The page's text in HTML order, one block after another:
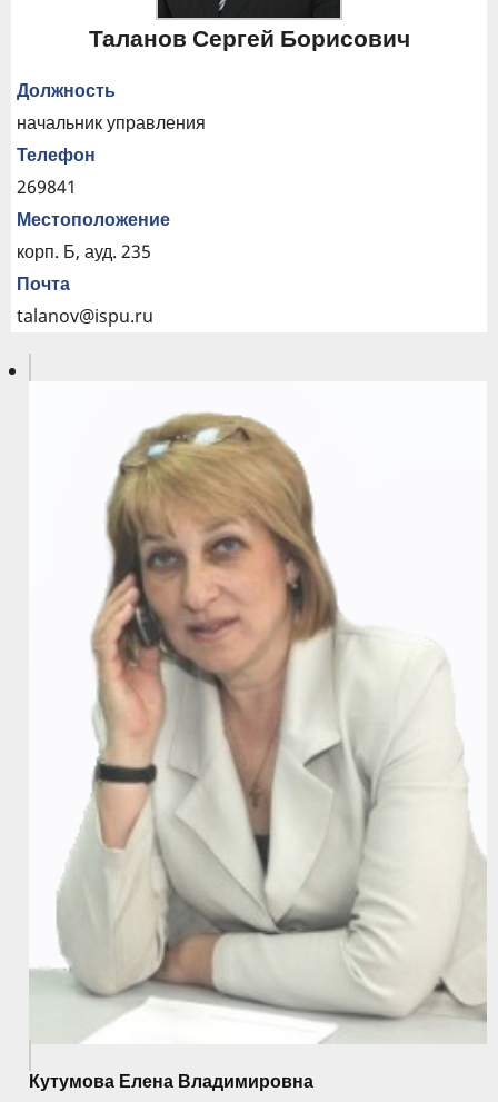
Таланов Сергей Борисович
Должность
начальник управления
Телефон
269841
Местоположение
корп. Б, ауд. 235
Почта
talanov@ispu.ru
Кутумова Елена Владимировна